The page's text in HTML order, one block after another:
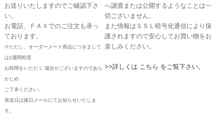
お送りいたしますのでご確認下さ
い。
お電話、ＦＡＸでのご注文も承っ
ております。
※ただし、オーダーメード商品につきまして
は2週間程度
お時間をいただく 場合がございますのであら
かじめ
ご了承ください。
発送日は後日メールにてお知らせいたしま
す。
へ譲渡または公開するようなことは一
切ございません。
また情報はＳＳＬ暗号化通信により保
護されますので安心してお買い物をお
楽しみください。
>>詳しくは こちら をご覧下さい。